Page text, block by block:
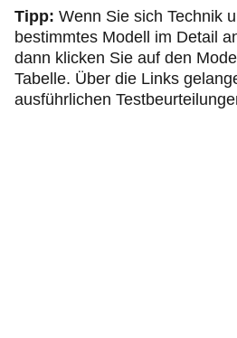
Tipp: Wenn Sie sich Technik
bestimmtes Modell im Detail
dann klicken Sie auf den
Tabelle. Über die Links
ausführlichen